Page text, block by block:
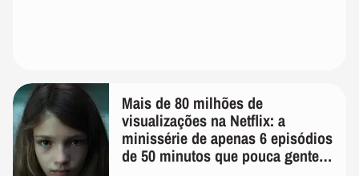
Mais de 80 milhões de
visualizações na Netflix: a
minissérie de apenas 6 episódios
de 50 minutos que pouca gente